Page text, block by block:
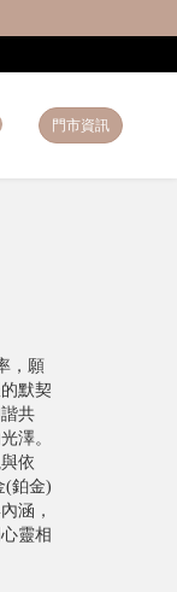
門市資訊
，願
默契
共
澤。
依
(鉑金)
涵，
靈相